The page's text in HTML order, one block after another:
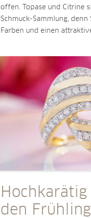
offen. Topase und Citrine
Schmuck-Sammlung,
Farben und einen
den Frühling